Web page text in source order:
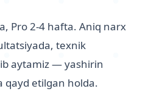
Pro 2-4 hafta. Aniq narx
texnik
aytamiz — yashirin
qayd etilgan holda.